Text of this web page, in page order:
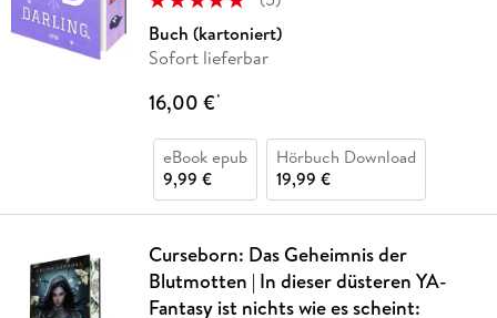
Buch (kartoniert)
Sofort lieferbar
16,00 €*
eBook epub
9,99 €
Hörbuch Download
19,99 €
Curseborn: Das Geheimnis der
Blutmotten | In dieser düsteren YA-
Fantasy ist nichts wie es scheint: